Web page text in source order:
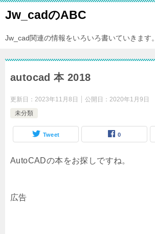
Jw_cadのABC
Jw_cad関連の情報をいろいろ書いていきます。
autocad 本 2018
更新日： 2023年11月8日 公開日： 2020年1月9日
未分類
Tweet 0
AutoCADの本をお探しですね。
広告